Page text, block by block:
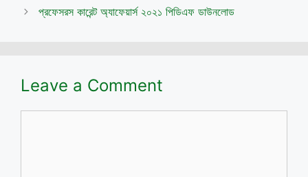
প্রফেসরস কারেন্ট অ্যাফেয়ার্স ২০২১ পিডিএফ ডাউনলোড
Leave a Comment